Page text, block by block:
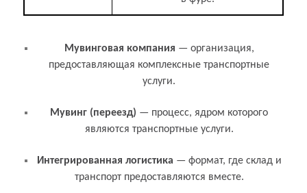
Связанные термины и понятия
Мувинговая компания — организация,
предоставляющая комплексные транспортные
услуги.
Мувинг (переезд) — процесс, ядром которого
являются транспортные услуги.
Интегрированная логистика — формат, где склад и
транспорт предоставляются вместе.